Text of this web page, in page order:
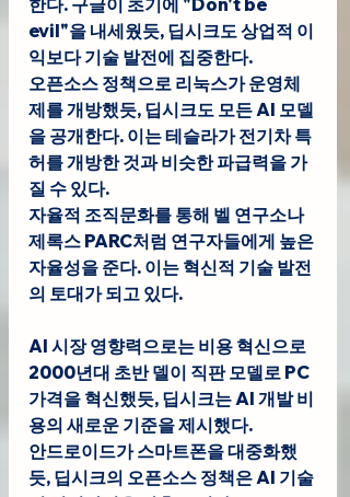
evil"을 내세웠듯, 딥시크도 상업적 이
익보다 기술 발전에 집중한다.
오픈소스 정책으로 리눅스가 운영체
제를 개방했듯, 딥시크도 모든 AI 모델
을 공개한다. 이는 테슬라가 전기차 특
허를 개방한 것과 비슷한 파급력을 가
질 수 있다.
자율적 조직문화를 통해 벨 연구소나
제록스 PARC처럼 연구자들에게 높은
자율성을 준다. 이는 혁신적 기술 발전
의 토대가 되고 있다.
AI 시장 영향력으로는 비용 혁신으로
2000년대 초반 델이 직판 모델로 PC
가격을 혁신했듯, 딥시크는 AI 개발 비
용의 새로운 기준을 제시했다.
안드로이드가 스마트폰을 대중화했
듯, 딥시크의 오픈소스 정책은 AI 기술